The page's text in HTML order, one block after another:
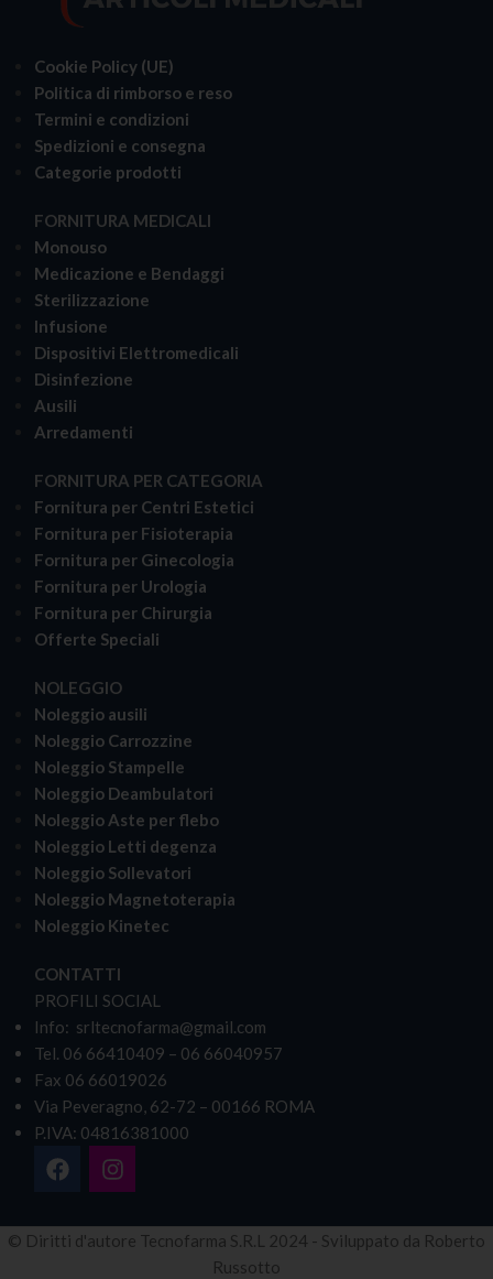
Cookie Policy (UE)
Politica di rimborso e reso
Termini e condizioni
Spedizioni e consegna
Categorie prodotti
FORNITURA MEDICALI
Monouso
Medicazione e Bendaggi
Sterilizzazione
Infusione
Dispositivi Elettromedicali
Disinfezione
Ausili
Arredamenti
FORNITURA PER CATEGORIA
Fornitura per Centri Estetici
Fornitura per Fisioterapia
Fornitura per Ginecologia
Fornitura per Urologia
Fornitura per Chirurgia
Offerte Speciali
NOLEGGIO
Noleggio ausili
Noleggio Carrozzine
Noleggio Stampelle
Noleggio Deambulatori
Noleggio Aste per flebo
Noleggio Letti degenza
Noleggio Sollevatori
Noleggio Magnetoterapia
Noleggio Kinetec
CONTATTI
PROFILI SOCIAL
Info: srltecnofarma@gmail.com
Tel. 06 66410409 – 06 66040957
Fax 06 66019026
Via Peveragno, 62-72 – 00166 ROMA
P.IVA: 04816381000
© Diritti d'autore Tecnofarma S.R.L 2024 - Sviluppato da Roberto
Russotto